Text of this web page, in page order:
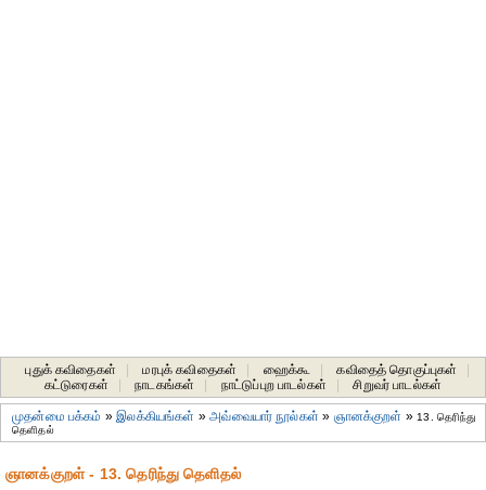
புதுக் கவிதைகள் மரபுக் கவிதைகள் ஹைக்கூ கவிதைத் தொகுப்புகள்
கட்டுரைகள்
நாடகங்கள் நாட்டுப்புற பாடல்கள் சிறுவர் பாடல்கள்
முதன்மை பக்கம் »இலக்கியங்கள் »அவ்வையார் நூல்கள் » ஞானக்குறள் »13. தெரிந்து
தெளிதல்
ஞானக்குறள் - 13. தெரிந்து தெளிதல்